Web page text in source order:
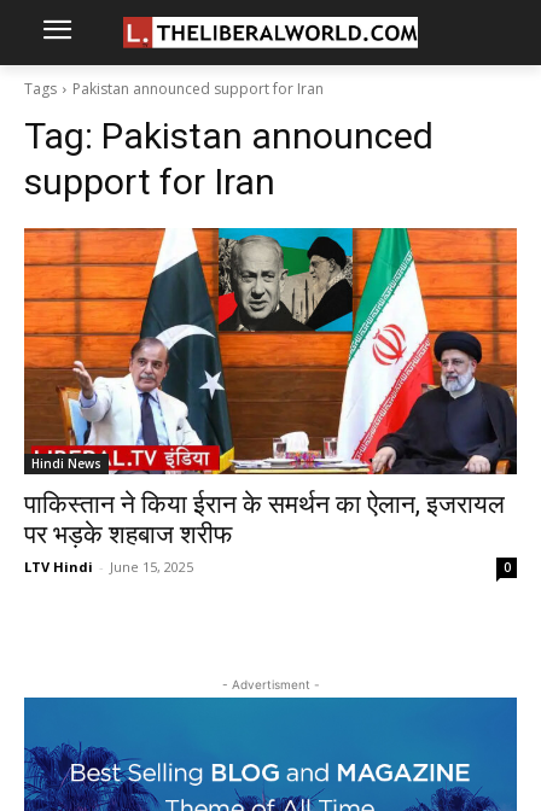
Tags Pakistan announced support for Iran
Tag: Pakistan announced
support for Iran
Hindi News
पाकिस्तान ने किया ईरान के समर्थन का ऐलान, इजरायल
पर भड़के शहबाज शरीफ
LTV Hindi - June 15, 2025 0
- Advertisment -